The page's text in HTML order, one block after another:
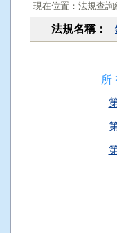
現在位置：法規查詢
法規名稱：
所